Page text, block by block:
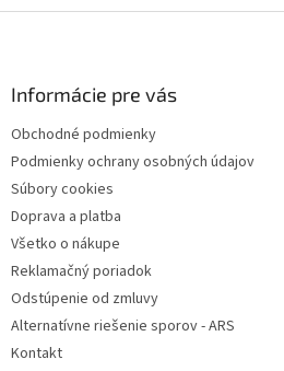
Informácie pre vás
Obchodné podmienky
Podmienky ochrany osobných údajov
Súbory cookies
Doprava a platba
Všetko o nákupe
Reklamačný poriadok
Odstúpenie od zmluvy
Alternatívne riešenie sporov - ARS
Kontakt